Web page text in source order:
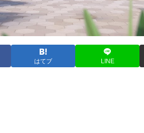
はてブ LINE